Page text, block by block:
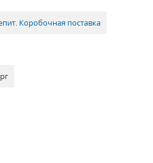
Коробочная поставка